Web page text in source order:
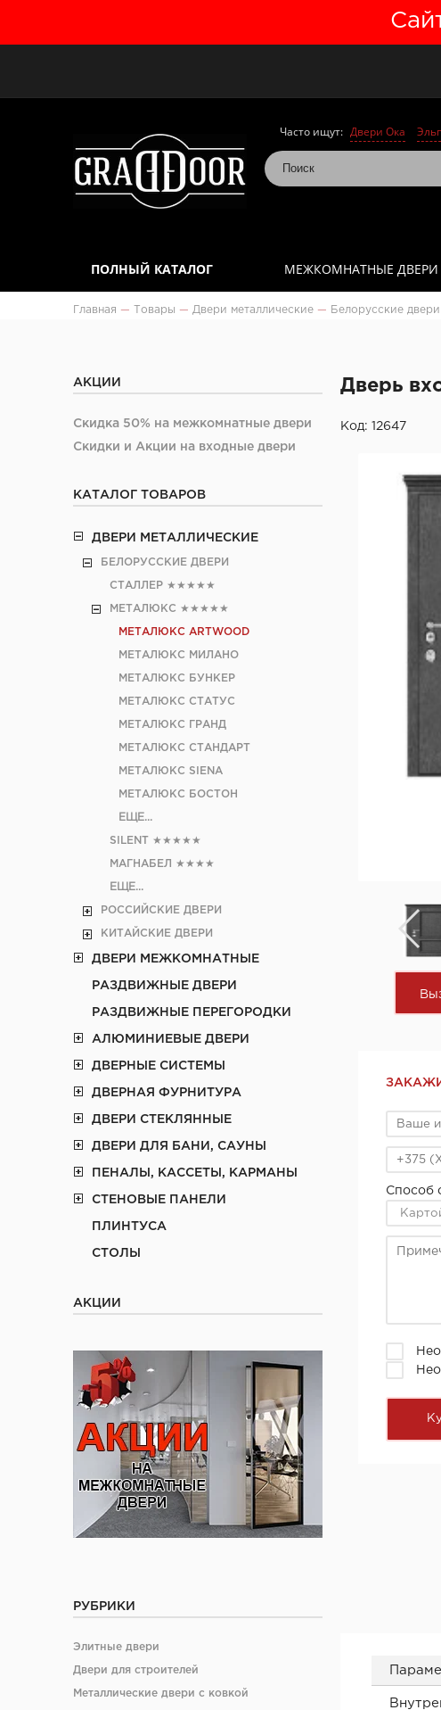
Часто ищут: Двери Ока
ПОЛНЫЙ КАТАЛОГ МЕЖКОМНАТНЫЕ ДВЕРИ
Главная — Товары — Двери металлические — Белорусские двери
АКЦИИ
Скидка 50% на межкомнатные двери
Скидки и Акции на входные двери
КАТАЛОГ ТОВАРОВ
ДВЕРИ МЕТАЛЛИЧЕСКИЕ
БЕЛОРУССКИЕ ДВЕРИ
СТАЛЛЕР ★★★★★
МЕТАЛЮКС ★★★★★
МЕТАЛЮКС ARTWOOD
МЕТАЛЮКС МИЛАНО
МЕТАЛЮКС БУНКЕР
МЕТАЛЮКС СТАТУС
МЕТАЛЮКС ГРАНД
МЕТАЛЮКС СТАНДАРТ
МЕТАЛЮКС SIENA
МЕТАЛЮКС БОСТОН
ЕЩЕ...
SILENT ★★★★★
МАГНАБЕЛ ★★★★
ЕЩЕ...
РОССИЙСКИЕ ДВЕРИ
КИТАЙСКИЕ ДВЕРИ
ДВЕРИ МЕЖКОМНАТНЫЕ
РАЗДВИЖНЫЕ ДВЕРИ
РАЗДВИЖНЫЕ ПЕРЕГОРОДКИ
АЛЮМИНИЕВЫЕ ДВЕРИ
ДВЕРНЫЕ СИСТЕМЫ
ДВЕРНАЯ ФУРНИТУРА
ДВЕРИ СТЕКЛЯННЫЕ
ДВЕРИ ДЛЯ БАНИ, САУНЫ
ПЕНАЛЫ, КАССЕТЫ, КАРМАНЫ
СТЕНОВЫЕ ПАНЕЛИ
ПЛИНТУСА
СТОЛЫ
АКЦИИ
РУБРИКИ
Элитные двери
Двери для строителей
Металлические двери с ковкой
Дверь
Код: 12647
Способ